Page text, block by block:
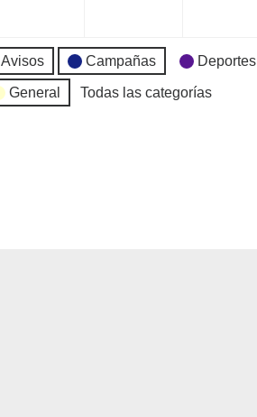
Avisos Campañas Deportes
General Todas las categorías